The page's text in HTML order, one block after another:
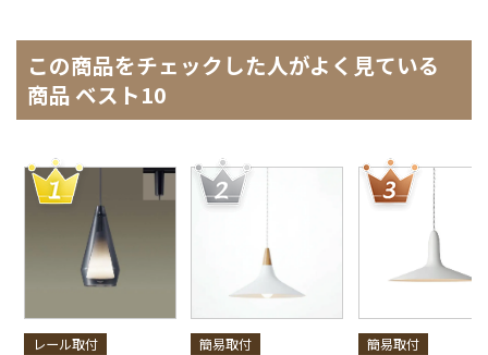
この商品をチェックした人がよく見ている
商品 ベスト10
レール取付 簡易取付 簡易取付